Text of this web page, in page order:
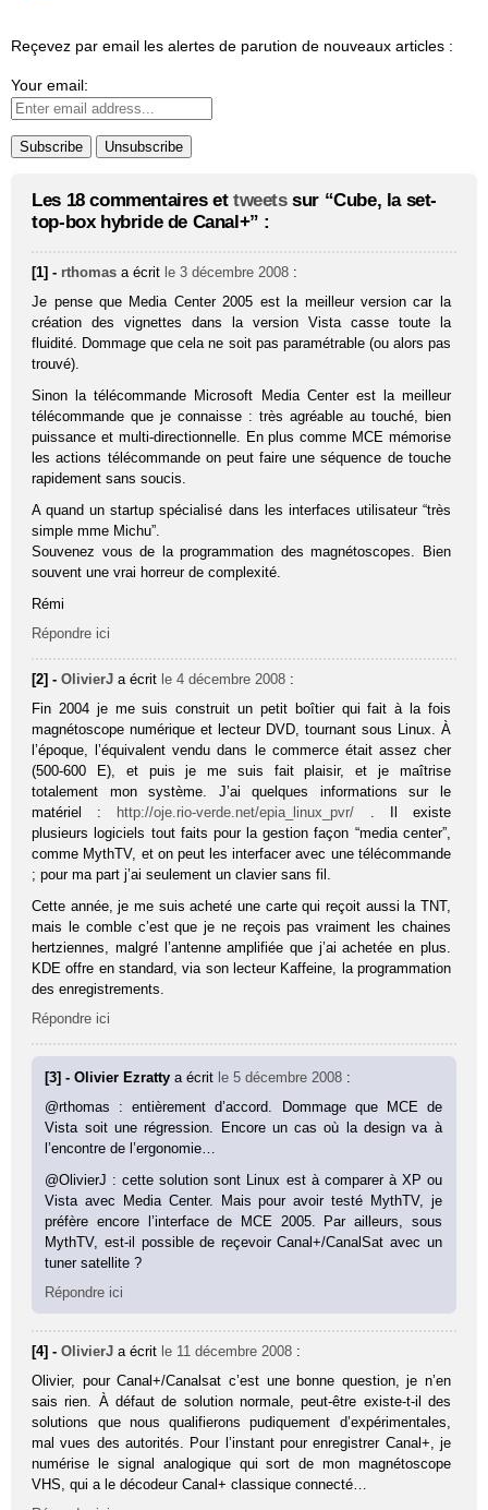
Reçevez par email les alertes de parution de nouveaux articles :
Your email:
Les 18 commentaires et tweetssur “Cube, la set-
top-box hybride de Canal+” :
[1] - rthomas a écrit le 3 décembre 2008 :
Je pense que Media Center 2005 est la meilleur version car la
création des vignettes dans la version Vista casse toute la
fluidité. Dommage que cela ne soit pas paramétrable (ou alors pas
trouvé).
Sinon la télécommande Microsoft Media Center est la meilleur
télécommande que je connaisse : très agréable au touché, bien
puissance et multi-directionnelle. En plus comme MCE mémorise
les actions télécommande on peut faire une séquence de touche
rapidement sans soucis.
A quand un startup spécialisé dans les interfaces utilisateur “très
simple mme Michu”.
Souvenez vous de la programmation des magnétoscopes. Bien
souvent une vrai horreur de complexité.
Rémi
Répondre ici
[2] -OlivierJ a écrit le 4 décembre 2008 :
Fin 2004 je me suis construit un petit boîtier qui fait à la fois
magnétoscope numérique et lecteur DVD, tournant sous Linux. À
l’époque, l’équivalent vendu dans le commerce était assez cher
(500-600 E), et puis je me suis fait plaisir, et je maîtrise
totalement mon système. J’ai quelques informations sur le
matériel :
http://oje.rio-verde.net/epia_linux_pvr/ . Il existe
plusieurs logiciels tout faits pour la gestion façon “media center”,
comme MythTV, et on peut les interfacer avec une télécommande
; pour ma part j’ai seulement un clavier sans fil.
Cette année, je me suis acheté une carte qui reçoit aussi la TNT,
mais le comble c’est que je ne reçois pas vraiment les chaines
hertziennes, malgré l’antenne amplifiée que j’ai achetée en plus.
KDE offre en standard, via son lecteur Kaffeine, la programmation
des enregistrements.
Répondre ici
[3] - Olivier Ezrattya écrit le 5 décembre 2008 :
@rthomas : entièrement d’accord. Dommage que MCE de
Vista soit une régression. Encore un cas où la design va à
l’encontre de l’ergonomie…
@OlivierJ : cette solution sont Linux est à comparer à XP ou
Vista avec Media Center. Mais pour avoir testé MythTV, je
préfère encore l’interface de MCE 2005. Par ailleurs, sous
MythTV, est-il possible de reçevoir Canal+/CanalSat avec un
tuner satellite ?
Répondre ici
[4] -OlivierJ a écrit le 11 décembre 2008 :
Olivier, pour Canal+/Canalsat c’est une bonne question, je n’en
sais rien. À défaut de solution normale, peut-être existe-t-il des
solutions que nous qualifierons pudiquement d’expérimentales,
mal vues des autorités. Pour l’instant pour enregistrer Canal+, je
numérise le signal analogique qui sort de mon magnétoscope
VHS, qui a le décodeur Canal+ classique connecté…